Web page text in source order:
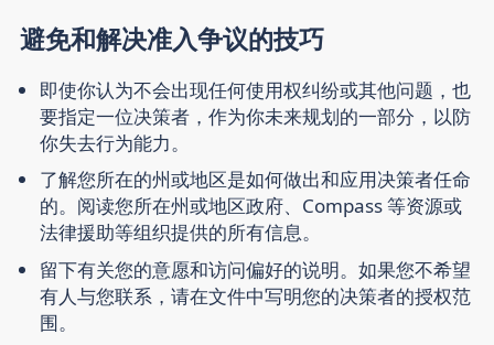
避免和解决准入争议的技巧
即使你认为不会出现任何使用权纠纷或其他问题，也
要指定一位决策者 ，作为你未来规划的一部分，以防
你失去行为能力。
了解您所在的州或地区是如何做出和应用决策者任命
的。阅读您所在州或地区政府、Compass 等资源或
法律援助等组织提供的所有信息。
留下有关您的意愿和访问偏好的说明。如果您不希望
有人与您联系，请在文件中写明您的决策者的授权范
围。